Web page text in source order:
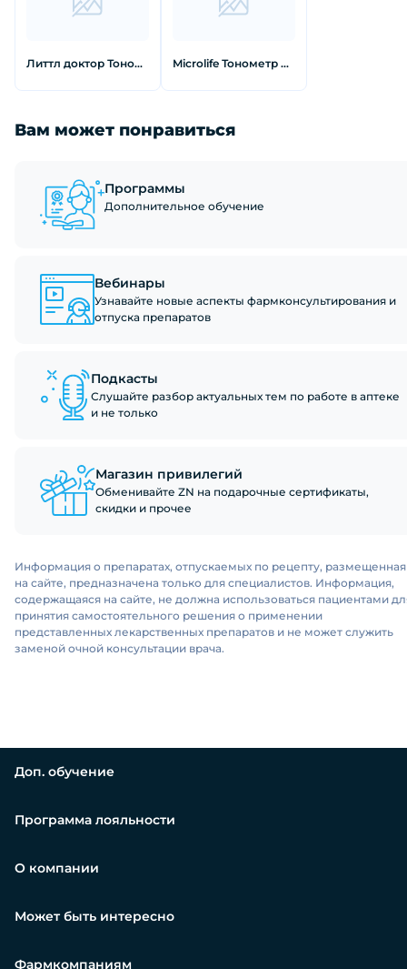
Литтл доктор Тонометр механический ld-71a Microlife Тонометр механический стандарт стетоскоп в комплекте bp-ag1-20
Вам может понравиться
Программы
Дополнительное обучение
Вебинары
Узнавайте новые аспекты фармконсультирования и
отпуска препаратов
Подкасты
Слушайте разбор актуальных тем по работе в аптеке
и не только
Магазин привилегий
Обменивайте ZN на подарочные сертификаты,
скидки и прочее
Информация о препаратах, отпускаемых по рецепту, размещенная
на сайте, предназначена только для специалистов. Информация,
содержащаяся на сайте, не должна использоваться пациентами
принятия самостоятельного решения о применении
представленных лекарственных препаратов и не может служить
заменой очной консультации врача.
Доп. обучение
Программа лояльности
О компании
Может быть интересно
Фармкомпаниям